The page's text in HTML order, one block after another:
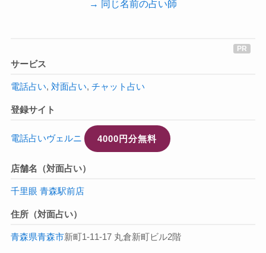
→ 同じ名前の占い師
サービス
電話占い, 対面占い, チャット占い
登録サイト
電話占いヴェルニ 4000円分無料
店舗名（対面占い）
千里眼 青森駅前店
住所（対面占い）
青森県青森市新町1-11-17 丸倉新町ビル2階